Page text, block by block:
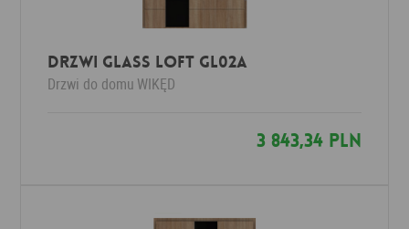
Drzwi Glass Loft GL02a
Drzwi do domu WIKĘD
3 843,34 PLN